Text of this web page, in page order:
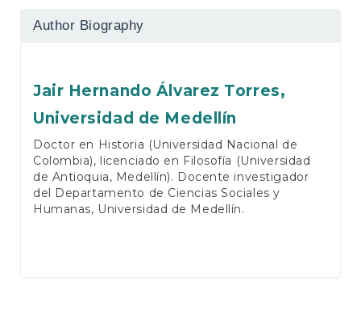
Author Biography
Jair Hernando Álvarez Torres,
Universidad de Medellín
Doctor en Historia (Universidad Nacional de
Colombia), licenciado en Filosofía (Universidad
de Antioquia, Medellín). Docente investigador
del Departamento de Ciencias Sociales y
Humanas, Universidad de Medellín.